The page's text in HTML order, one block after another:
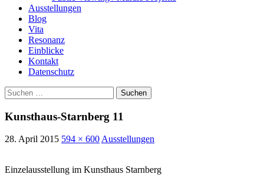
Ausstellungen
Blog
Vita
Resonanz
Einblicke
Kontakt
Datenschutz
Suchen
nach:
Kunsthaus-Starnberg 11
28. April 2015 594 × 600 Ausstellungen
Einzelausstellung im Kunsthaus Starnberg